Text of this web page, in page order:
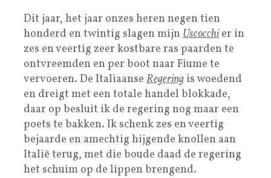
Dit jaar, het jaar onzes heren negen tien
honderd en twintig slagen mijn Uscocchier in
zes en veertig zeer kostbare ras paarden te
ontvreemden en per boot naar Fiume te
vervoeren. De Italiaanse Regering is woedend
en dreigt met een totale handel blokkade,
daar op besluit ik de regering nog maar een
poets te bakken. Ik schenk zes en veertig
bejaarde en amechtig hijgende knollen aan
Italië terug, met die boude daad de regering
het schuim op de lippen brengend.